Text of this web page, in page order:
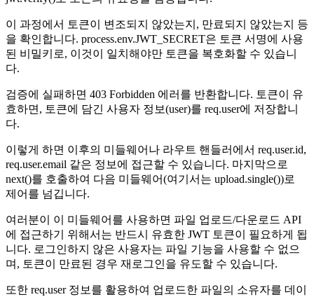
이 과정에서 토큰이 변조되지 않았는지, 만료되지 않았는지 등
을 확인합니다. process.env.JWT_SECRET은 토큰 서명에 사용
된 비밀키로, 이것이 일치해야만 토큰을 복호화할 수 있습니
다.
검증에 실패하면 403 Forbidden 에러를 반환합니다. 토큰이 유
효하면, 토큰에 담긴 사용자 정보(user)를 req.user에 저장합니
다.
이렇게 하면 이후의 미들웨어나 라우트 핸들러에서 req.user.id,
req.user.email 같은 정보에 접근할 수 있습니다. 마지막으로
next()를 호출하여 다음 미들웨어(여기서는 upload.single())로
제어를 넘깁니다.
여러분이 이 미들웨어를 사용하면 파일 업로드/다운로드 API
에 접근하기 위해서는 반드시 유효한 JWT 토큰이 필요하게 됩
니다. 로그인하지 않은 사용자는 파일 기능을 사용할 수 없으
며, 토큰이 만료된 경우 재로그인을 유도할 수 있습니다.
또한 req.user 정보를 활용하여 업로드한 파일의 소유자를 데이